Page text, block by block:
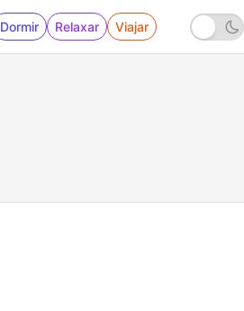
Dormir Relaxar Viajar